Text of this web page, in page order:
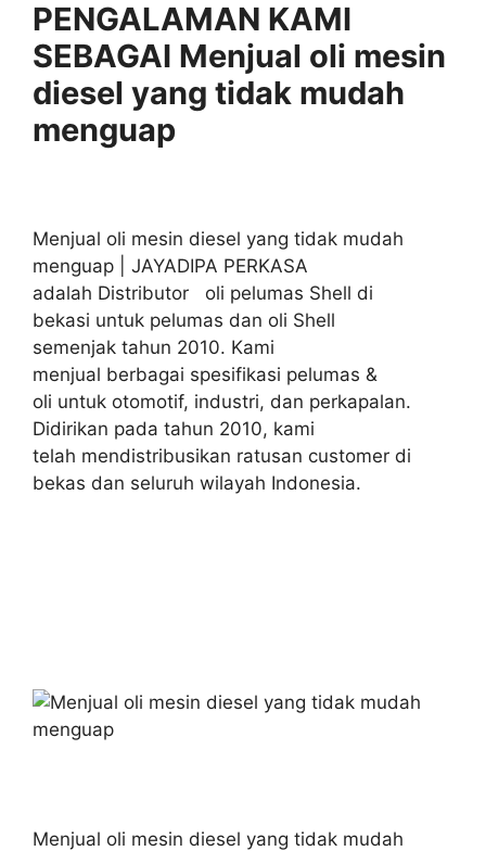
PENGALAMAN KAMI
SEBAGAI Menjual oli mesin
diesel yang tidak mudah
menguap
Menjual oli mesin diesel yang tidak mudah
menguap | JAYADIPA PERKASA
adalah Distributor oli pelumas Shell di
bekasi untuk pelumas dan oli Shell
semenjak tahun 2010. Kami
menjual berbagai spesifikasi pelumas &
oli untuk otomotif, industri, dan perkapalan.
Didirikan pada tahun 2010, kami
telah mendistribusikan ratusan customer di
bekas dan seluruh wilayah Indonesia.
Menjual oli mesin diesel yang tidak mudah